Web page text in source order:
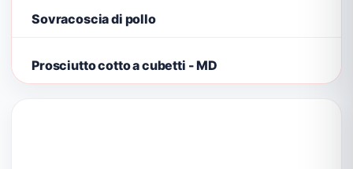
Sovracoscia di pollo
Prosciutto cotto a cubetti - MD